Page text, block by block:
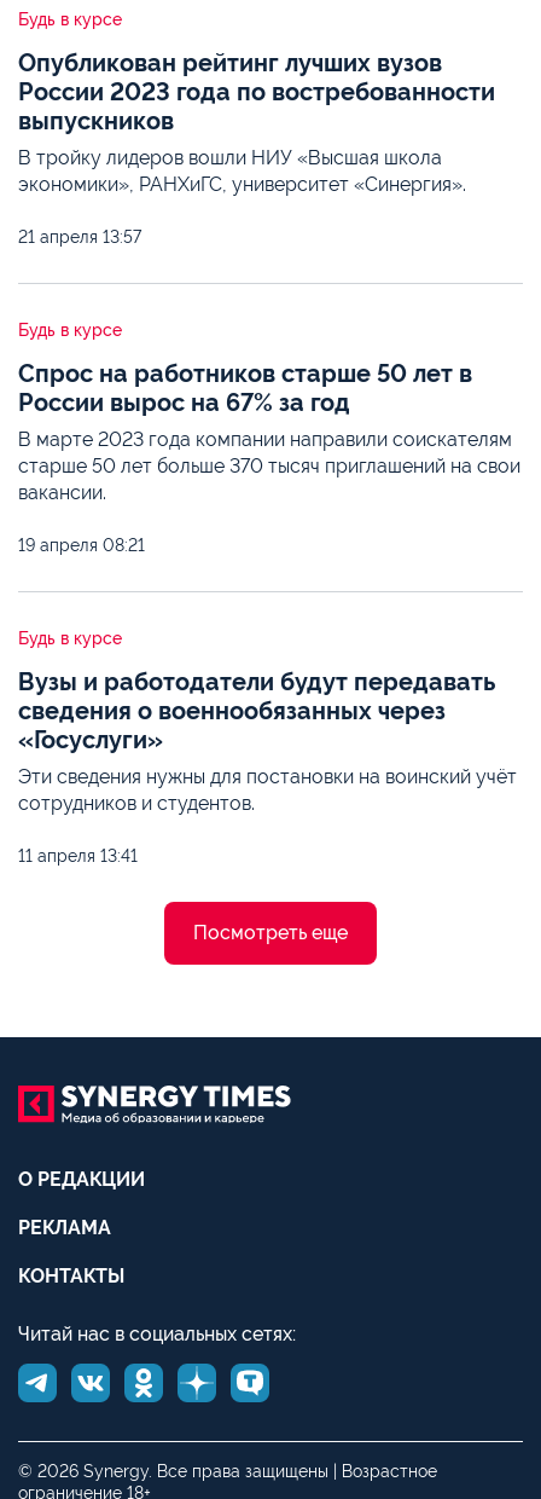
Будь в курсе
Опубликован рейтинг лучших вузов
России 2023 года по востребованности
выпускников
В тройку лидеров вошли НИУ «Высшая школа
экономики», РАНХиГС, университет «Синергия».
21 апреля 13:57
Будь в курсе
Спрос на работников старше 50 лет в
России вырос на 67% за год
В марте 2023 года компании направили соискателям
старше 50 лет больше 370 тысяч приглашений на свои
вакансии.
19 апреля 08:21
Будь в курсе
Вузы и работодатели будут передавать
сведения о военнообязанных через
«Госуслуги»
Эти сведения нужны для постановки на воинский учёт
сотрудников и студентов.
11 апреля 13:41
Посмотреть еще
О РЕДАКЦИИ
РЕКЛАМА
КОНТАКТЫ
Читай нас в социальных сетях:
© 2026 Synergy. Все права защищены | Возрастное
ограничение 18+